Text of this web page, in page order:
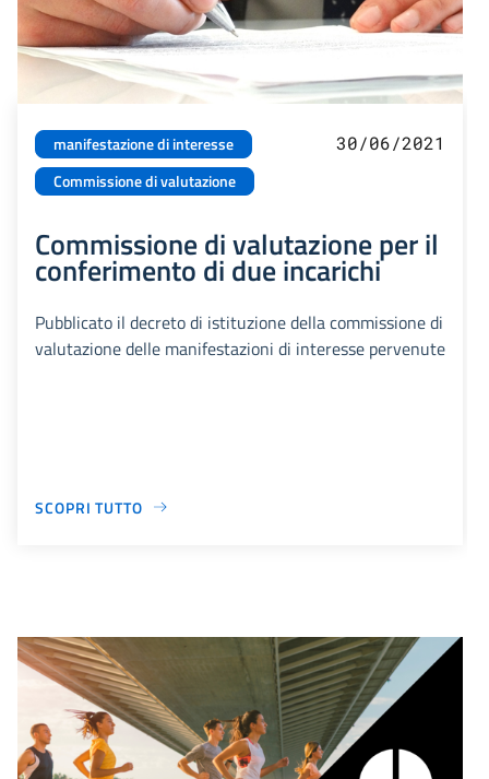
manifestazione di interesse
Commissione di valutazione
30/06/2021
Commissione di valutazione per il
conferimento di due incarichi
Pubblicato il decreto di istituzione della commissione di
valutazione delle manifestazioni di interesse pervenute
SCOPRI TUTTO